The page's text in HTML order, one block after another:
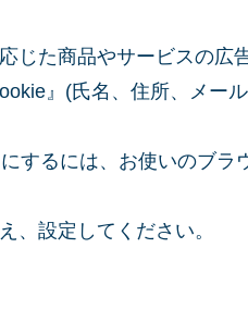
じた商品やサービスの広
』(氏名、住所、メー
するには、お使いのブラ
、設定してください。